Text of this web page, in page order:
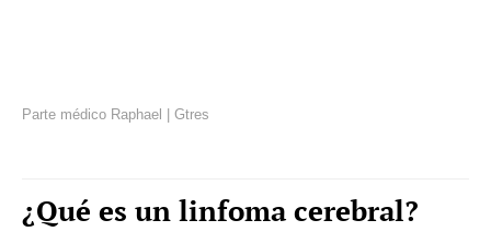
Parte médico Raphael | Gtres
¿Qué es un linfoma cerebral?